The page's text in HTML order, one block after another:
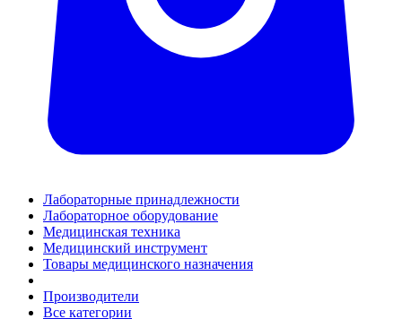
Лабораторные принадлежности
Лабораторное оборудование
Медицинская техника
Медицинский инструмент
Товары медицинского назначения
Производители
Все категории